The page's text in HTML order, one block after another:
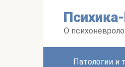
О
Патологии и